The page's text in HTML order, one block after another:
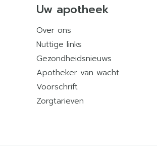
Uw apotheek
Over ons
Nuttige links
Gezondheidsnieuws
Apotheker van wacht
Voorschrift
Zorgtarieven